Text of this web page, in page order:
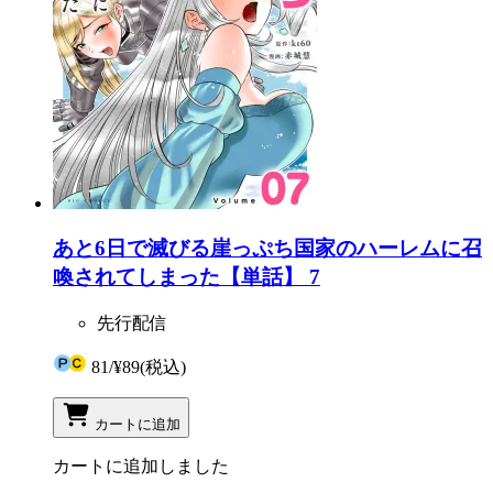
あと6日で滅びる崖っぷち国家のハーレムに召
喚されてしまった【単話】 7
先行配信
81/¥89(税込)
カートに追加
カートに追加しました